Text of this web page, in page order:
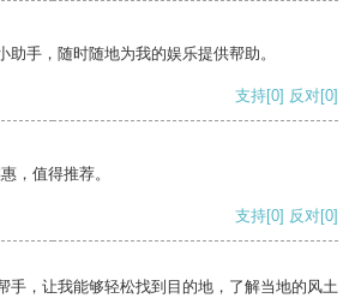
助手，随时随地为我的娱乐提供帮助。
支持[0] 反对[0]
，值得推荐。
支持[0] 反对[0]
手，让我能够轻松找到目的地，了解当地的风土